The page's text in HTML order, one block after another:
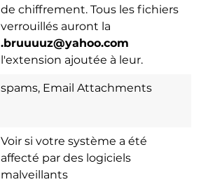
de chiffrement. Tous les fichiers
verrouillés auront la
.bruuuuz@yahoo.com
l'extension ajoutée à leur.
spams, Email Attachments
Voir si votre système a été
affecté par des logiciels
malveillants
Download
Spy Hunter